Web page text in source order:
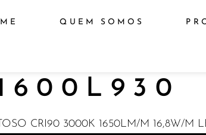
QUEM SOMOS
CRI90 3000K 1650LM/M 16,8W/M